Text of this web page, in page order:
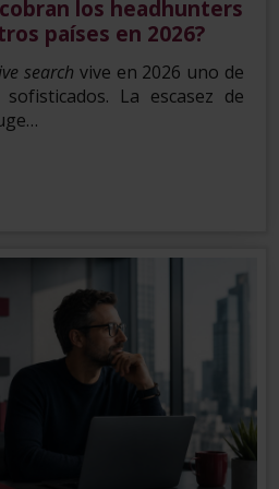
los headhunters
países en 2026?
search vive en 2026 uno de
La escasez de